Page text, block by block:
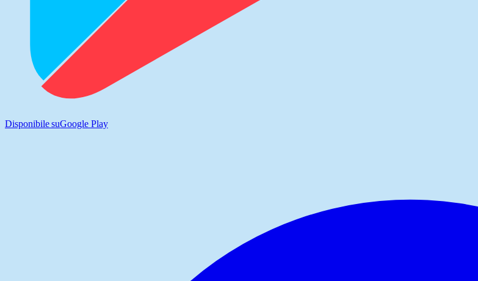
Disponibile suGoogle Play